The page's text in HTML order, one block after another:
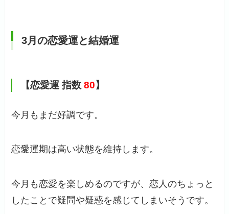
3月の恋愛運と結婚運
【恋愛運 指数80】
今月もまだ好調です。
恋愛運期は高い状態を維持します。
今月も恋愛を楽しめるのですが、恋人のちょっと
したことで疑問や疑惑を感じてしまいそうです。